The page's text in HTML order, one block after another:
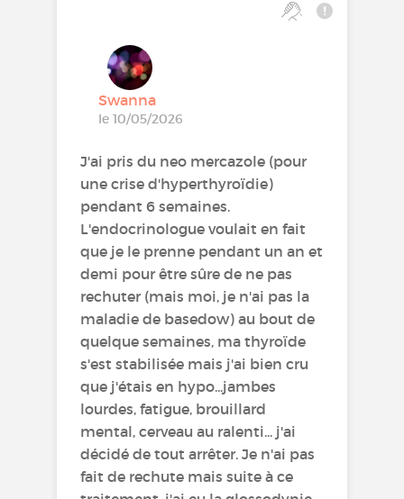
Swanna
le 10/05/2026
J'ai pris du neo mercazole (pour
une crise d'hyperthyroïdie)
pendant 6 semaines.
L'endocrinologue voulait en fait
que je le prenne pendant un an et
demi pour être sûre de ne pas
rechuter (mais moi, je n'ai pas la
maladie de basedow) au bout de
quelque semaines, ma thyroïde
s'est stabilisée mais j'ai bien cru
que j'étais en hypo...jambes
lourdes, fatigue, brouillard
mental, cerveau au ralenti... j'ai
décidé de tout arrêter. Je n'ai pas
fait de rechute mais suite à ce